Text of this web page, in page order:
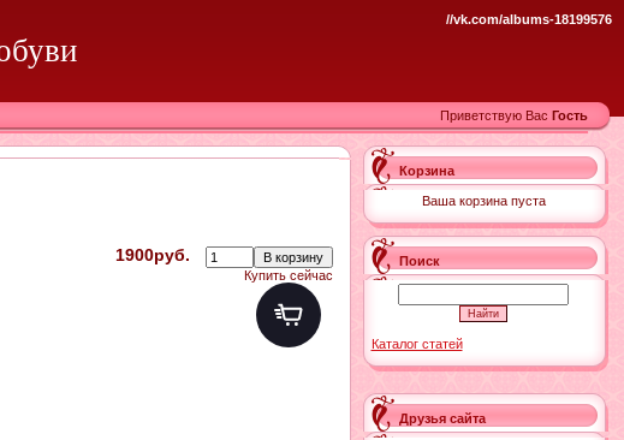
//vk.com/albums-18199576
Приветствую Вас Гость
1900руб.
Купить сейчас
Корзина
Ваша корзина пуста
Поиск
Каталог статей
Друзья сайта